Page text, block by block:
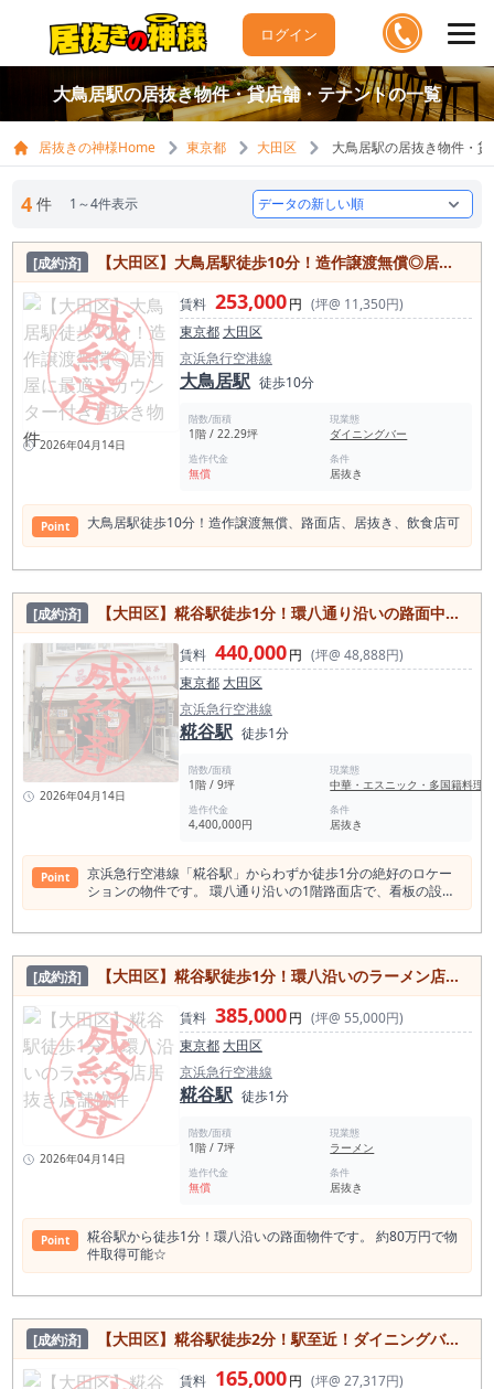
ログイン
大鳥居駅の居抜き物件・貸店舗・テナントの一覧
居抜きの神様Home 東京都 大田区 大鳥居駅の居抜き物件・
4 件 1～4件表示
[成約済] 【大田区】大鳥居駅徒歩10分！造作譲渡無償◎居酒屋に最適・カウンター付き居抜き物件
2026年04月14日
賃料 253,000円 (坪@ 11,350円)
東京都 大田区
京浜急行空港線
大鳥居駅 徒歩10分
階数/面積
1階 / 22.29坪
現業態
ダイニングバー
造作代金
無償
条件
居抜き
Point 大鳥居駅徒歩10分！造作譲渡無償、路面店、居抜き、飲食店可
[成約済] 【大田区】糀谷駅徒歩1分！環八通り沿いの路面中華料理店居抜き店舗物件
2026年04月14日
賃料 440,000円 (坪@ 48,888円)
東京都 大田区
京浜急行空港線
糀谷駅 徒歩1分
階数/面積
1階 / 9坪
現業態
中華・エスニック・多国籍料理
造作代金
4,400,000円
条件
居抜き
Point
京浜急行空港線「糀谷駅」からわずか徒歩1分の絶好のロケー
ションの物件です。 環八通り沿いの1階路面店で、看板の設置
も可能、認知度の向上に最適です。 広さは約30平米（9坪）、
が、その価値は十分にあります。 24時間利用可能で、重飲食
から軽飲食、バー・クラブまで、多彩な業態に対応しておりま
す。 夢に向かって大切な一歩をこの物件から始めてみません
か？ ＜糀谷駅の店舗賃料相場情報＞（直近1年間） 平均坪単価
19,974円 最も高い坪単価 77,830円 最低坪単価
8,394円 一番多い階 地上１階 ＜糀谷駅の平均賃料相場年別推
移＞（2021年〜2024年） 平均坪単価 2024年 20,864円 2023
年 20,590円 2022年 21,403円 2021年 15,512円 ＜糀谷駅 周辺
飲食店数 258件＞食べログ調べ 糀谷駅周辺の飲食店を確認す
ると、他エリアに比べて、和食店が多いことがわかる。 ここは
新規出店を検討する場合は要注意である。 他、総じて他エリア
よりも比率が低く、工場や住宅が立ち並ぶエリアのため、中
華、カレー、パン、焼肉など成功する確率はあると思われる。
ー 11店 カレー 10店 アジアエスニック 8店 パ
ン・サンドイッチ 8店 焼肉ホルモン 3店 ＜糀谷駅周辺スポット
＞ 萩中神社 幸の湯 BAR TIPSY 天神湯 三徳稲荷神社 糀谷観音
堂 開作稲荷大明神 北野神社 七辻 重幸稲荷神社 萩中公園 大田
区観光情報センター 妙法稲荷神社 萩中公園プール 蒲田八幡神
社 ウイングキッチン京急蒲田 太平湯 蒲田温泉 川崎大師 平間寺
子安八幡神社 大田区総合体育館 高山稲荷神社 東京ガラス工芸
研究所 中村天祖神社 八雲神社 ＜糀谷駅１日平均乗降客数＞
25,259人（2022年）京浜急行線
[成約済] 【大田区】糀谷駅徒歩1分！環八沿いのラーメン店居抜き店舗物件
2026年04月14日
賃料 385,000円 (坪@ 55,000円)
東京都 大田区
京浜急行空港線
糀谷駅 徒歩1分
階数/面積
1階 / 7坪
現業態
ラーメン
造作代金
無償
条件
居抜き
Point
糀谷駅から徒歩1分！環八沿いの路面物件です。 約80万円で物
件取得可能☆
[成約済] 【大田区】糀谷駅徒歩2分！駅至近！ダイニングバー居抜き店舗物件
賃料 165,000円 (坪@ 27,317円)